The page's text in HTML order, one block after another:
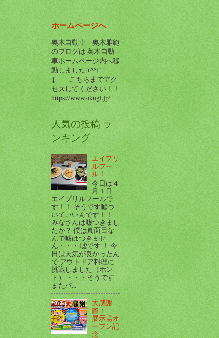
ホームページへ
奥木自動車 奥木雅範
のブログは 奥木自動
車ホームページ内へ移
動しました!(^^)!
↓ こちらまでアク
セスしてください！！
https://www.okugi.jp/
人気の投稿 ラ
ンキング
エイプリ
ルフー
ル！！
今日は４
月１日
エイプリルフールで
す！！ そうです嘘つ
いていいんです！！
みなさんは嘘つきまし
たか？ 僕は真面目な
んで嘘はつきませ
ん・・・ 嘘です ！ 今
日は天気が良かったん
で アウトドア料理に
挑戦しました（ホン
ト） ・・・そうです
またパ...
大感謝
際！！
展示場オ
ープン記
念